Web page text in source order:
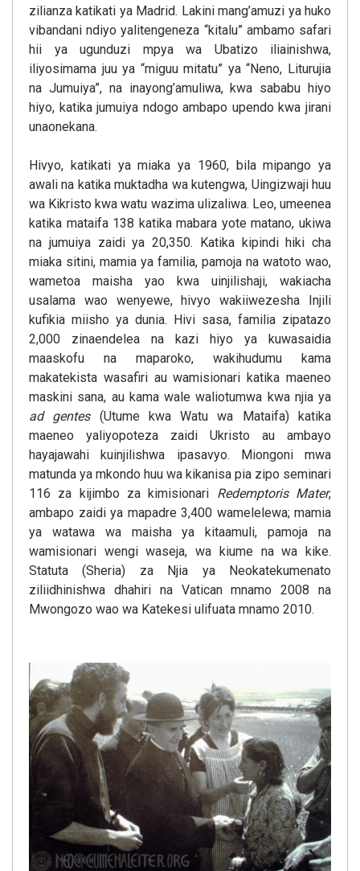
zilianza katikati ya Madrid. Lakini mang’amuzi ya huko
vibandani ndiyo yalitengeneza “kitalu” ambamo safari
hii ya ugunduzi mpya wa Ubatizo iliainishwa,
iliyosimama juu ya “miguu mitatu” ya “Neno, Liturujia
na Jumuiya”, na inayong’amuliwa, kwa sababu hiyo
hiyo, katika jumuiya ndogo ambapo upendo kwa jirani
unaonekana.
Hivyo, katikati ya miaka ya 1960, bila mipango ya
awali na katika muktadha wa kutengwa, Uingizwaji huu
wa Kikristo kwa watu wazima ulizaliwa. Leo, umeenea
katika mataifa 138 katika mabara yote matano, ukiwa
na jumuiya zaidi ya 20,350. Katika kipindi hiki cha
miaka sitini, mamia ya familia, pamoja na watoto wao,
wametoa maisha yao kwa uinjilishaji, wakiacha
usalama wao wenyewe, hivyo wakiiwezesha Injili
kufikia miisho ya dunia. Hivi sasa, familia zipatazo
2,000 zinaendelea na kazi hiyo ya kuwasaidia
maaskofu na maparoko, wakihudumu kama
makatekista wasafiri au wamisionari katika maeneo
maskini sana, au kama wale waliotumwa kwa njia ya
ad gentes (Utume kwa Watu wa Mataifa) katika
maeneo yaliyopoteza zaidi Ukristo au ambayo
hayajawahi kuinjilishwa ipasavyo. Miongoni mwa
matunda ya mkondo huu wa kikanisa pia zipo seminari
116 za kijimbo za kimisionari Redemptoris Mater,
ambapo zaidi ya mapadre 3,400 wamelelewa; mamia
ya watawa wa maisha ya kitaamuli, pamoja na
wamisionari wengi waseja, wa kiume na wa kike.
Statuta (Sheria) za Njia ya Neokatekumenato
ziliidhinishwa dhahiri na Vatican mnamo 2008 na
Mwongozo wao wa Katekesi ulifuata mnamo 2010.